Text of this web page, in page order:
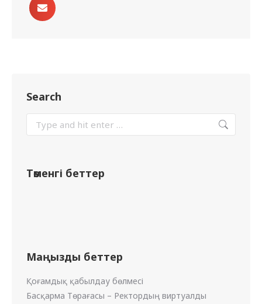
Search
Төменгі беттер
Маңызды беттер
Қоғамдық қабылдау бөлмесі
Басқарма Төрағасы – Ректордың виртуалды